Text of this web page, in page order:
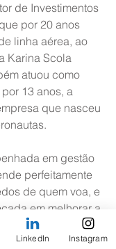
de Investimentos
por 20 anos
linha aérea, ao
Karina Scola
atuou como
13 anos, a
que nasceu
em gestão
perfeitamente
de quem voa, e
em melhorar a
tornando-a mais
los a
LinkedIn Instagram